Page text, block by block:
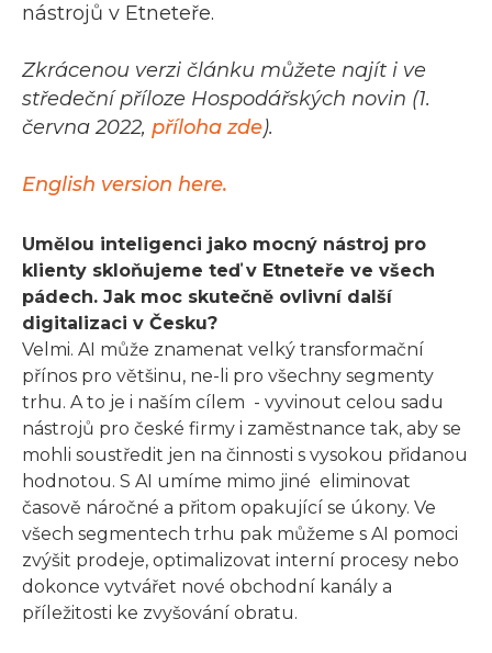
nástrojů v Etneteře.
Zkrácenou verzi článku můžete najít i ve
středeční příloze Hospodářských novin (1.
června 2022, příloha zde).
English version here.
Umělou inteligenci jako mocný nástroj pro
klienty skloňujeme teď v Etneteře ve všech
pádech. Jak moc skutečně ovlivní další
digitalizaci v Česku?
Velmi. AI může znamenat velký transformační
přínos pro většinu, ne-li pro všechny segmenty
trhu. A to je i naším cílem - vyvinout celou sadu
nástrojů pro české firmy i zaměstnance tak, aby se
mohli soustředit jen na činnosti s vysokou přidanou
hodnotou. S AI umíme mimo jiné eliminovat
časově náročné a přitom opakující se úkony. Ve
všech segmentech trhu pak můžeme s AI pomoci
zvýšit prodeje, optimalizovat interní procesy nebo
dokonce vytvářet nové obchodní kanály a
příležitosti ke zvyšování obratu.